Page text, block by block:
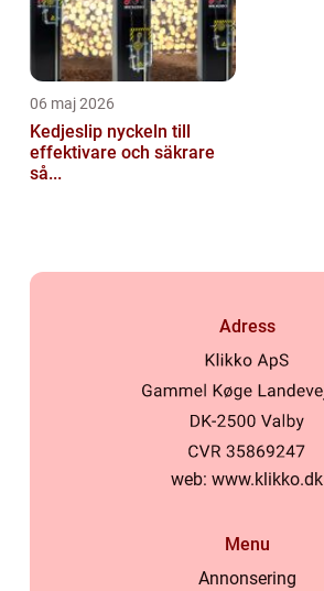
06 maj 2026
Kedjeslip nyckeln till
effektivare och säkrare
så...
Adress
web: www.klikko.dk
Menu
Annonsering